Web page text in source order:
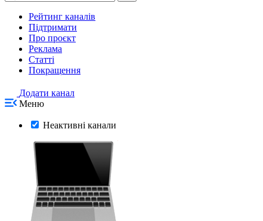
Рейтинг каналів
Підтримати
Про проєкт
Реклама
Статті
Покращення
Додати канал
Меню
Неактивні канали